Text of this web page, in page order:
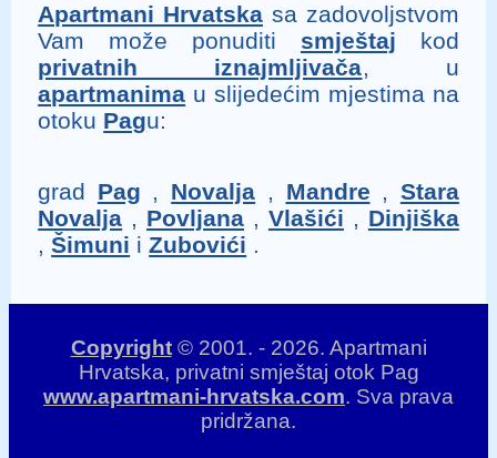
Apartmani Hrvatska sa zadovoljstvom
Vam može ponuditi smještaj kod
privatnih iznajmljivača, u
apartmanima u slijedećim mjestima na
otoku Pagu:
grad Pag , Novalja , Mandre , Stara
Novalja , Povljana , Vlašići , Dinjiška
,Šimuni iZubovići .
Copyright© 2001. - 2026. Apartmani
Hrvatska, privatni smještaj otok Pag
www.apartmani-hrvatska.com. Sva prava
pridržana.